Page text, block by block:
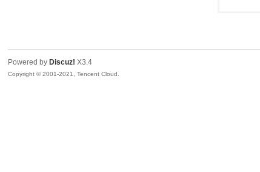
Powered by Discuz! X3.4
Copyright © 2001-2021, Tencent Cloud.